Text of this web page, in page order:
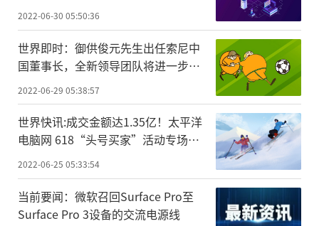
2022-06-30 05:50:36
世界即时：御供俊元先生出任索尼中
国董事长，全新领导团队将进一步强
2022-06-29 05:38:57
世界快讯:成交金额达1.35亿！太平洋
电脑网 618“头号买家”活动专场收
官
2022-06-25 05:33:54
当前要闻：微软召回Surface Pro至
Surface Pro 3设备的交流电源线